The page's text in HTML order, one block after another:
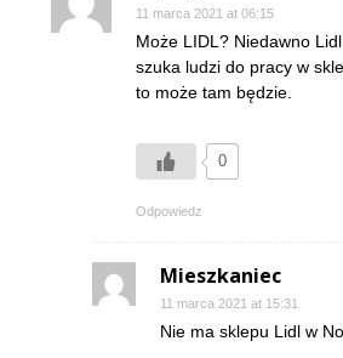
11 marca 2021 at 06:15
Może LIDL? Niedawno Lidl
szuka ludzi do pracy w
to może tam będzie.
0
Odpowiedz
Mieszkaniec
11 marca 2021 at 15:31
Nie ma sklepu Lidl w